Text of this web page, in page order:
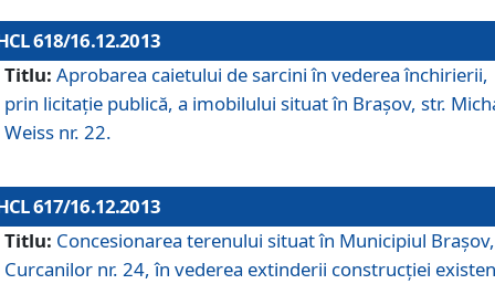
618/16.12.2013
Titlu: Aprobarea caietului de sarcini în vederea închirierii,
prin licitaţie publică, a imobilului situat în Braşov, str.
Weiss nr. 22.
617/16.12.2013
Titlu: Concesionarea terenului situat în Municipiul
Curcanilor nr. 24, în vederea extinderii construcţiei